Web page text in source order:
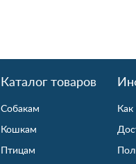
Каталог товаров
Собакам
Кошкам
Птицам
Как